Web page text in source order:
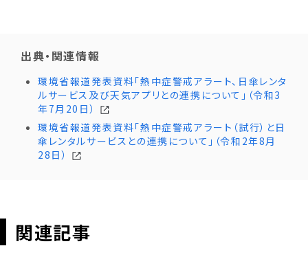
出典・関連情報
環境省報道発表資料「熱中症警戒アラート、日傘レンタ
ルサービス及び天気アプリとの連携について」（令和3
年7月20日）
環境省報道発表資料「熱中症警戒アラート（試行）と日
傘レンタルサービスとの連携について」（令和2年8月
28日）
関連記事